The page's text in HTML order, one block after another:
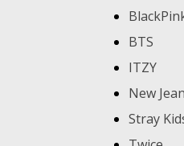
BTS
ITZY
New
Stray